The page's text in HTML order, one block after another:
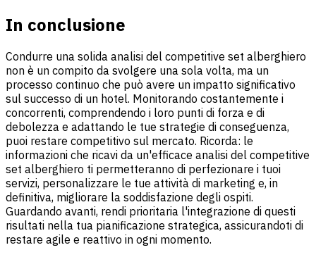
In conclusione
Condurre una solida analisi del competitive set alberghiero
non è un compito da svolgere una sola volta, ma un
processo continuo che può avere un impatto significativo
sul successo di un hotel. Monitorando costantemente i
concorrenti, comprendendo i loro punti di forza e di
debolezza e adattando le tue strategie di conseguenza,
puoi restare competitivo sul mercato. Ricorda: le
informazioni che ricavi da un'efficace analisi del competitive
set alberghiero ti permetteranno di perfezionare i tuoi
servizi, personalizzare le tue attività di marketing e, in
definitiva, migliorare la soddisfazione degli ospiti.
Guardando avanti, rendi prioritaria l'integrazione di questi
risultati nella tua pianificazione strategica, assicurandoti di
restare agile e reattivo in ogni momento.